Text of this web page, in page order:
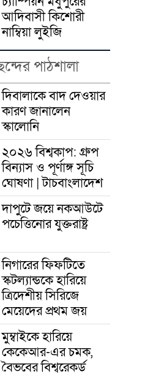
আদিবাসী কিশোরী
নাম্বিয়া লুইজি
পাঠশালা
দিবালাকে বাদ দেওয়ার
কারণ জানালেন
স্কালোনি
২০২৬ বিশ্বকাপ: গ্রুপ
বিন্যাস ও পূর্ণাঙ্গ সূচি
ঘোষণা | টাচবাংলাদেশ
দাপুটে জয়ে নকআউটে
পচেত্তিনোর যুক্তরাষ্ট্র
নিগারের ফিফটিতে
স্কটল্যান্ডকে হারিয়ে
ত্রিদেশীয় সিরিজে
মেয়েদের প্রথম জয়
মুম্বাইকে হারিয়ে
কেকেআর-এর চমক,
বৈভবের বিশ্বরেকর্ড